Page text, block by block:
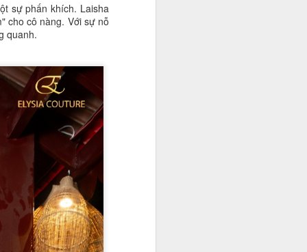
sự phấn khích. Laisha
cho cô nàng. Với sự nỗ
quanh.